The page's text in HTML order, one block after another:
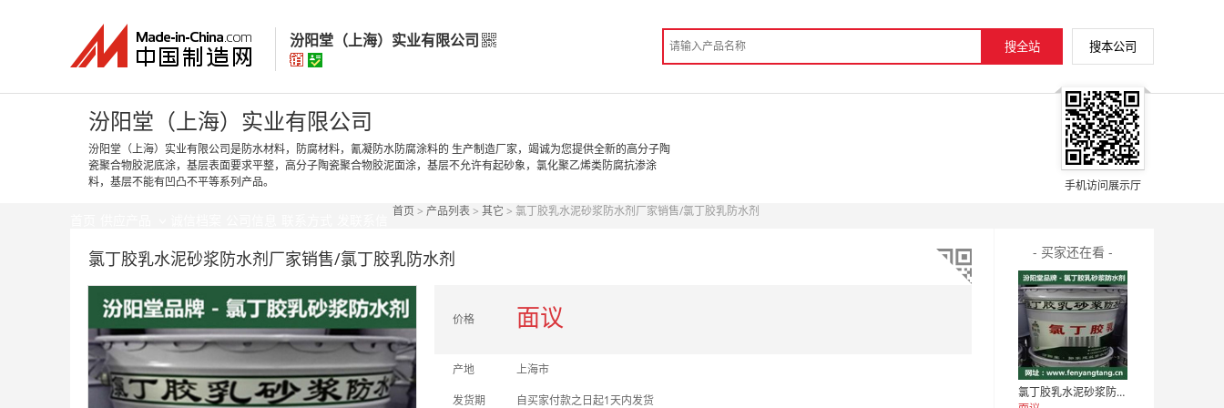
汾阳堂（上海）实业有限公司
汾阳堂（上海）实业有限公司
高级版
经营模式：生产制造
身份认证 手机访问展示厅
汾阳堂（上海）实业有限公司
汾阳堂（上海）实业有限公司是防水材料，防腐材料，氰凝防水防腐涂料的 生产制造厂家，竭诚为您提供全新的高分子陶
瓷聚合物胶泥底涂，基层表面要求平整，高分子陶瓷聚合物胶泥面涂，基层不允许有起砂象，氯化聚乙烯类防腐抗渗涂
料，基层不能有凹凸不平等系列产品。
手机访问展示厅
首页> 产品列表> 其它 > 氯丁胶乳水泥砂浆防水剂厂家销售/氯丁胶乳防水剂
氯丁胶乳水泥砂浆防水剂厂家销售/氯丁胶乳防水剂 - 买家还在看 -
氯丁胶乳水泥砂浆防水剂供应/外墙防水、防水剂
价格 面议
产地
上海市
发货期
自买家付款之日起1天内发货